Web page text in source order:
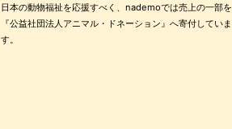
日本の動物福祉を応援すべく、nademoでは売上の一部を
『公益社団法人アニマル・ドネーション』へ寄付していま
す。